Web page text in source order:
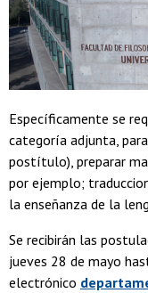
Específicamente se
categoría adjunta,
postítulo), preparar
por ejemplo;
la enseñanza de la
Se recibirán las
jueves 28 de mayo
electrónico